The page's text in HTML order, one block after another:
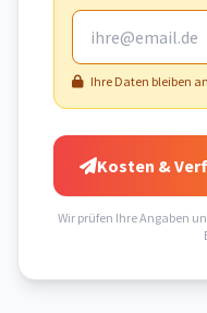
Ihre Daten bleiben
Kosten &
Wir prüfen Ihre Angaben